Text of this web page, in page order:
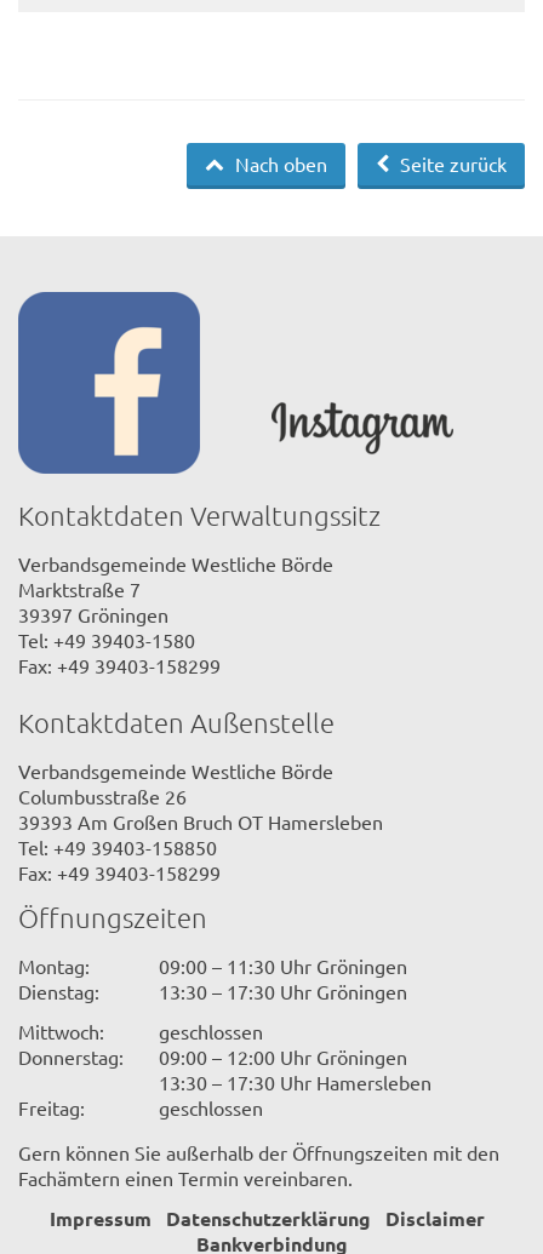
Seite zurück
Nach oben
Kontaktdaten Verwaltungssitz
Verbandsgemeinde Westliche Börde
Marktstraße 7
39397 Gröningen
Tel: +49 39403-1580
Fax: +49 39403-158299
Kontaktdaten Außenstelle
Verbandsgemeinde Westliche Börde
Columbusstraße 26
39393 Am Großen Bruch OT Hamersleben
Tel: +49 39403-158850
Fax: +49 39403-158299
Öffnungszeiten
Montag:
09:00 – 11:30 Uhr Gröningen
Dienstag:
13:30 – 17:30 Uhr Gröningen
Mittwoch:
geschlossen
Donnerstag:
09:00 – 12:00 Uhr Gröningen
13:30 – 17:30 Uhr Hamersleben
Freitag:
geschlossen
Gern können Sie außerhalb der Öffnungszeiten mit den
Fachämtern einen Termin vereinbaren.
Impressum Datenschutzerklärung
Disclaimer
Bankverbindung